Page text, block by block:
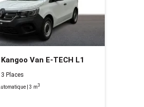
Van E-TECH L1
Places
| 3 m3